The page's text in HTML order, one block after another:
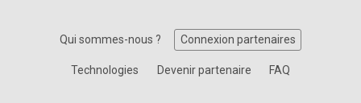
Qui sommes-nous ? Connexion partenaires
Technologies Devenir partenaire FAQ